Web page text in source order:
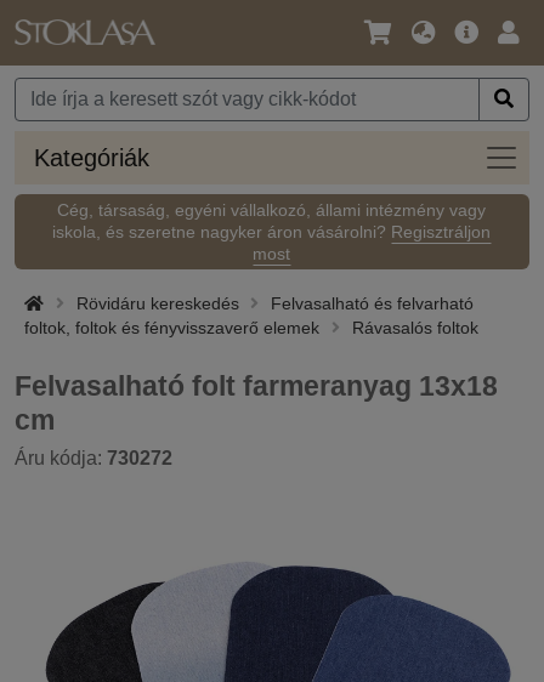
Nyelv
Pénznem
Fő
Kategóriák
Cég, társaság, egyéni vállalkozó, állami intézmény vagy
iskola, és szeretne nagyker áron vásárolni? Regisztráljon
most
Rövidáru kereskedés
Felvasalható és felvarható
foltok, foltok és fényvisszaverő elemek
Rávasalós foltok
Felvasalható folt farmeranyag 13x18
cm
Áru kódja: 730272